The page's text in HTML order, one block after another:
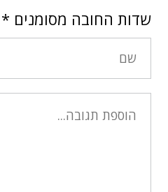
שדות החובה מסומנים *